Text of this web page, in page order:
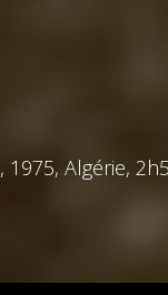
, 1975, Algérie,